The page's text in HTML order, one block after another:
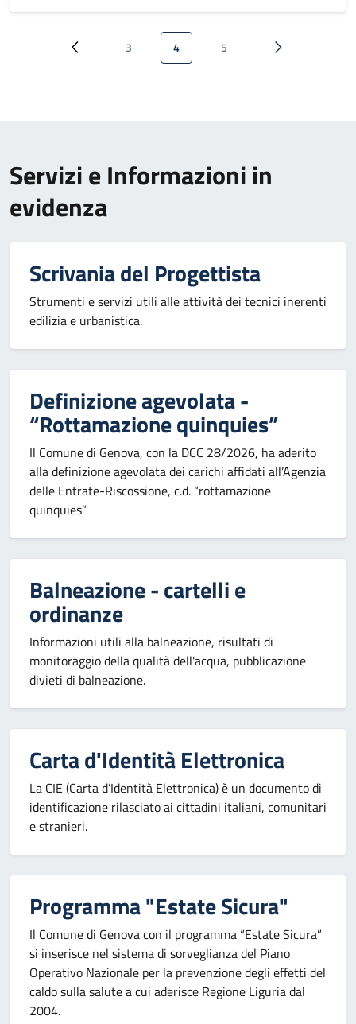
Paginazione
Pagina precedente
Pagina
3 Pagina attuale
4 Pagina
5 Pagina
Servizi e Informazioni in
evidenza
Scrivania del Progettista
Strumenti e servizi utili alle attività dei tecnici inerenti
edilizia e urbanistica.
Definizione agevolata -
“Rottamazione quinquies”
Il Comune di Genova, con la DCC 28/2026, ha aderito
alla definizione agevolata dei carichi affidati all’Agenzia
delle Entrate-Riscossione, c.d. “rottamazione
quinquies”
Balneazione - cartelli e
ordinanze
Informazioni utili alla balneazione, risultati di
monitoraggio della qualità dell'acqua, pubblicazione
divieti di balneazione.
Carta d'Identità Elettronica
La CIE (Carta d’Identità Elettronica) è un documento di
identificazione rilasciato ai cittadini italiani, comunitari
e stranieri.
Programma "Estate Sicura"
Il Comune di Genova con il programma “Estate Sicura”
si inserisce nel sistema di sorveglianza del Piano
Operativo Nazionale per la prevenzione degli effetti del
caldo sulla salute a cui aderisce Regione Liguria dal
2004.